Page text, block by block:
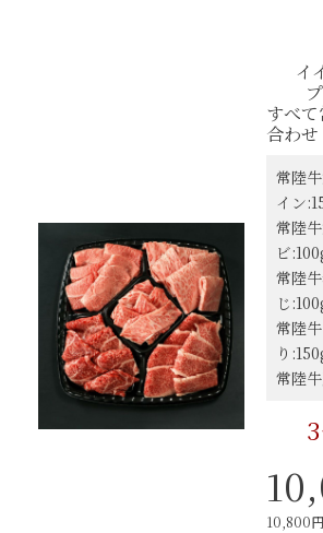
マイページ
ゴルフコンペ
法人の方へ
ステーキ
ハンバーグ
みそ漬け
レトルトカレー
イ
すべ
合わせ
常陸
イン
常陸
ビ
常陸
じ
常陸
り
常陸
10,800